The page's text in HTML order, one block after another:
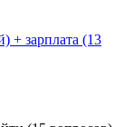
+ зарплата (13